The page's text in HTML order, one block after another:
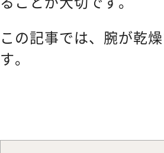
この記事では、腕が乾
す。